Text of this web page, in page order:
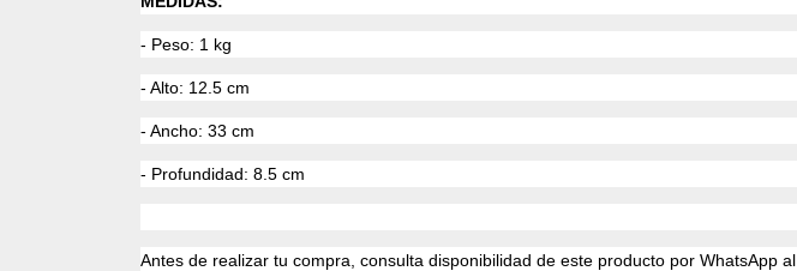
- Peso: 1 kg
- Alto: 12.5 cm
- Ancho: 33 cm
- Profundidad: 8.5 cm
Antes de realizar tu compra, consulta disponibilidad de este producto por WhatsApp al